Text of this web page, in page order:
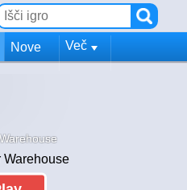
Nove Več